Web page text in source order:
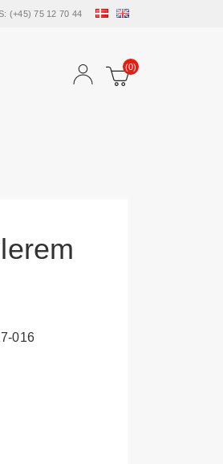
(+45) 75 12 70 44
(0)
016